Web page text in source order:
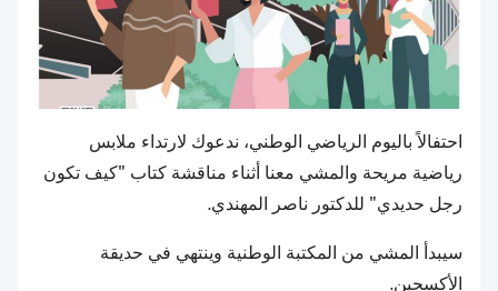
احتفالاً باليوم الرياضي الوطني، ندعوك لارتداء ملابس
رياضية مريحة والمشي معنا أثناء مناقشة كتاب "كيف تكون
رجل حديدي" للدكتور ناصر المهندي.
سيبدأ المشي من المكتبة الوطنية وينتهي في حديقة
الأكسجين.